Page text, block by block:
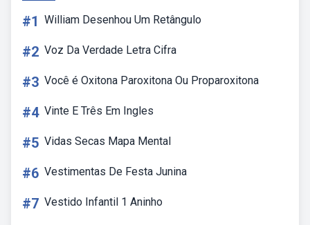
#1 William Desenhou Um Retângulo
#2 Voz Da Verdade Letra Cifra
#3 Você é Oxitona Paroxitona Ou Proparoxitona
#4 Vinte E Três Em Ingles
#5 Vidas Secas Mapa Mental
#6 Vestimentas De Festa Junina
#7 Vestido Infantil 1 Aninho